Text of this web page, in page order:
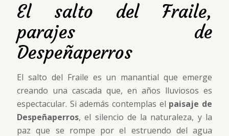
El salto del Fraile,
parajes de
Despeñaperros
El salto del Fraile es un manantial que emerge
creando una cascada que, en años lluviosos es
espectacular. Si además contemplas el paisaje de
Despeñaperros, el silencio de la naturaleza, y la
paz que se rompe por el estruendo del agua